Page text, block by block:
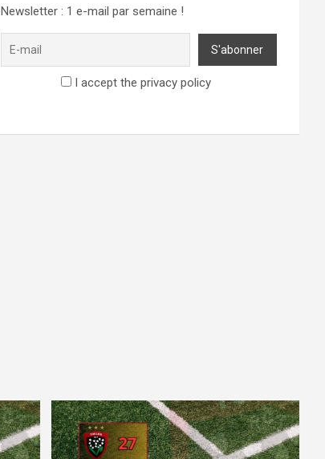
Newsletter : 1 e-mail par semaine !
I accept the privacy policy